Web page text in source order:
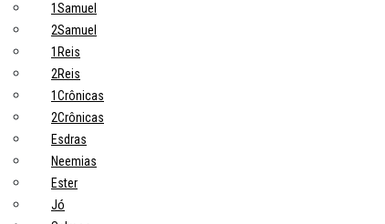
1Samuel
2Samuel
1Reis
2Reis
1Crônicas
2Crônicas
Esdras
Neemias
Ester
Jó